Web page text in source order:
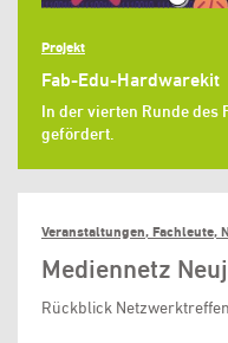
Projekt
Fab-Edu-Hardwarekit
In der vierten Runde des
gefördert.
Veranstaltungen, Fachleute,
Mediennetz
Rückblick Netzwerktreffen